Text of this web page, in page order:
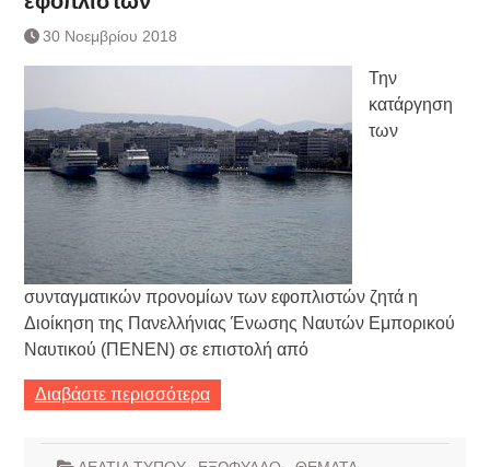
Συναλλάγματος &
Τραπεζογραμματίων 7-3-2019
Ημερήσιο Δελτίο Τιμών
Συναλλάγματος &
Τραπεζογραμματίων 4-3-2019
Κάθοδος αγροτών
Δικαιοσύνη
30 Νοεμβρίου 2018
Την
κατάργηση
των
συνταγματικών προνομίων των εφοπλιστών ζητά η
Διοίκηση της Πανελλήνιας Ένωσης Ναυτών Εμπορικού
Ναυτικού (ΠΕΝΕΝ) σε επιστολή από
Διαβάστε περισσότερα